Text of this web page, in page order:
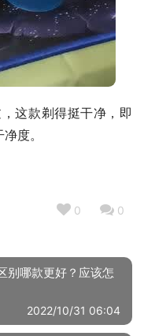
这款剃得挺干净，即
度。
0 0
别哪款更好？应该怎
2022/10/31 06:04